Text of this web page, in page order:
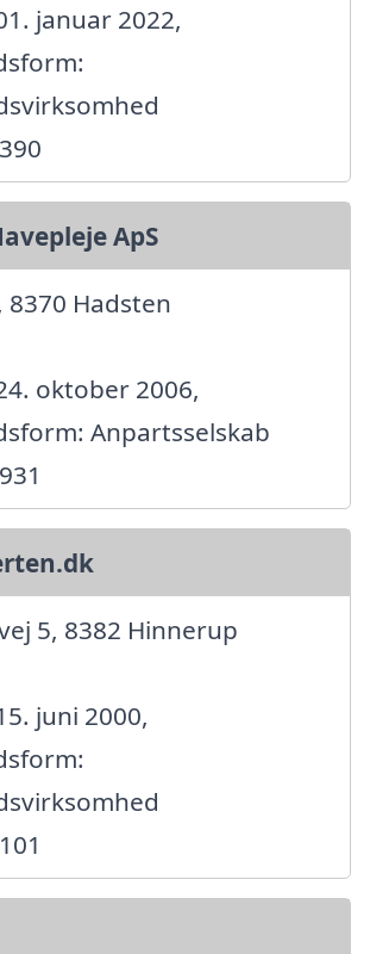
januar 2022,
ApS
8370 Hadsten
oktober 2006,
Anpartsselskab
5, 8382 Hinnerup
juni 2000,